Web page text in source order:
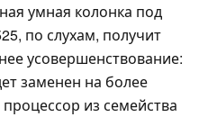
умная колонка под
по слухам, получит
усовершенствование:
заменен на более
из семейства